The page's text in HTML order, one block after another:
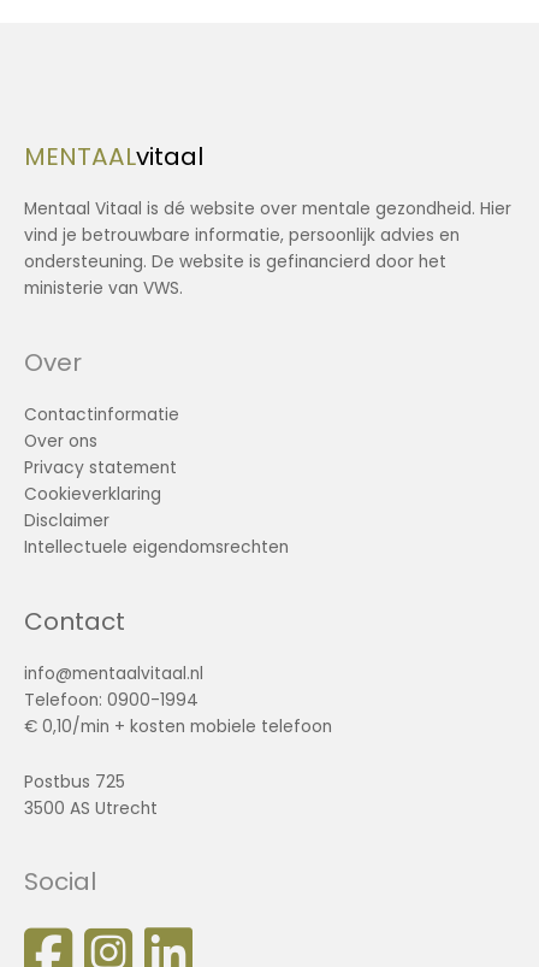
MENTAALvitaal
Mentaal Vitaal is dé website over mentale gezondheid. Hier
vind je betrouwbare informatie, persoonlijk advies en
ondersteuning. De website is gefinancierd door het
ministerie van VWS.
Over
Contactinformatie
Over ons
Privacy statement
Cookieverklaring
Disclaimer
Intellectuele eigendomsrechten
Contact
info@mentaalvitaal.nl
Telefoon: 0900-1994
€ 0,10/min + kosten mobiele telefoon
Postbus 725
3500 AS Utrecht
Social